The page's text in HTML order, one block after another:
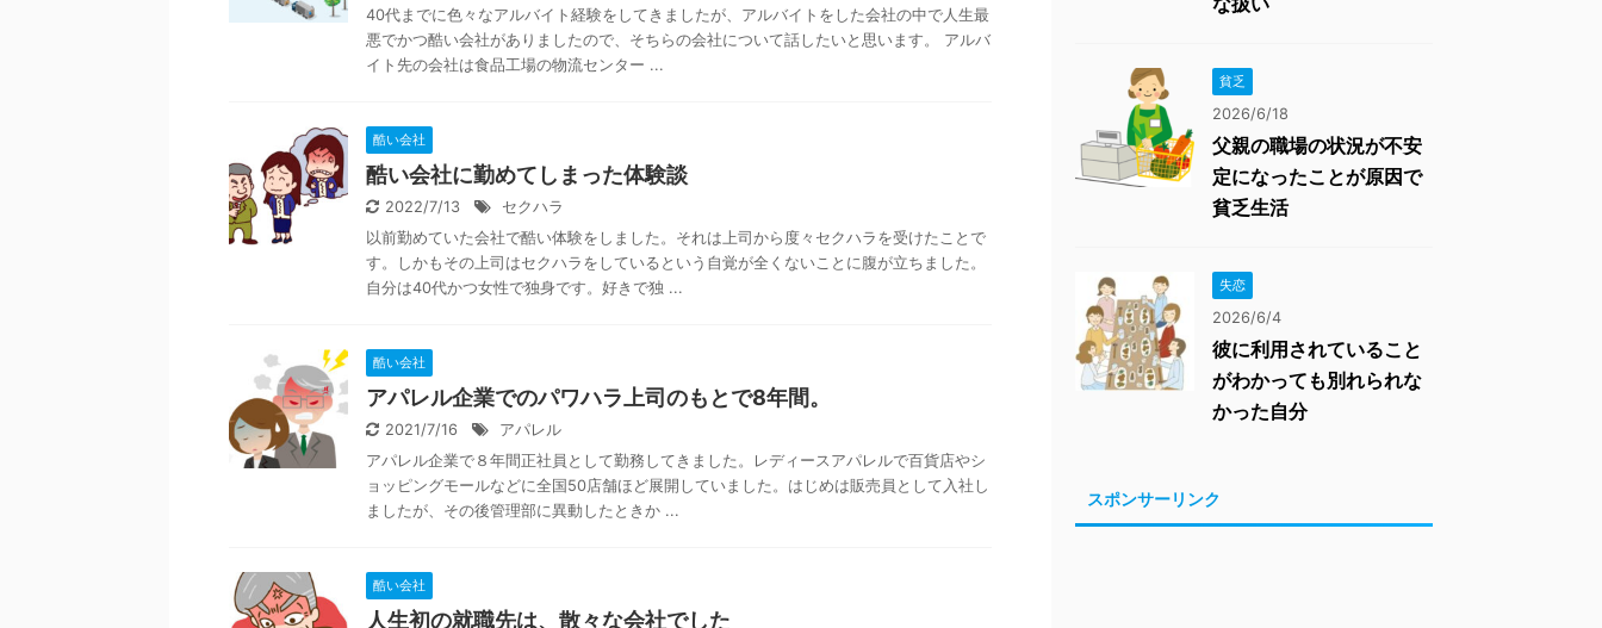
40代までに色々なアルバイト経験をしてきましたが、アルバイトをした会社の中で人生最
悪でかつ酷い会社がありましたので、そちらの会社について話したいと思います。 アルバ
イト先の会社は食品工場の物流センター ...
酷い会社
酷い会社に勤めてしまった体験談
2022/7/13
セクハラ
以前勤めていた会社で酷い体験をしました。それは上司から度々セクハラを受けたことで
す。しかもその上司はセクハラをしているという自覚が全くないことに腹が立ちました。
自分は40代かつ女性で独身です。好きで独 ...
酷い会社
アパレル企業でのパワハラ上司のもとで8年間。
2021/7/16
アパレル
アパレル企業で８年間正社員として勤務してきました。レディースアパレルで百貨店やシ
ョッピングモールなどに全国50店舗ほど展開していました。はじめは販売員として入社し
ましたが、その後管理部に異動したときか ...
酷い会社
人生初の就職先は、散々な会社でした
貧乏
2026/6/18
父親の職場の状況が不安
定になったことが原因で
貧乏生活
失恋
2026/6/4
彼に利用されていること
がわかっても別れられな
かった自分
スポンサーリンク